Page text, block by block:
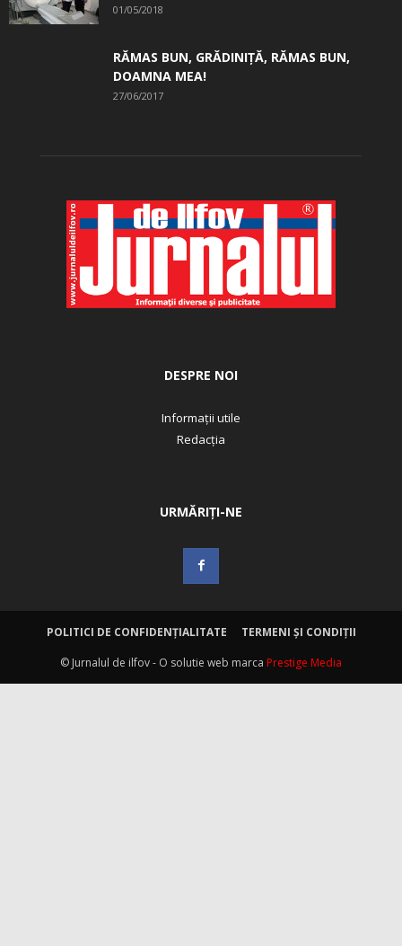
01/05/2018
RĂMAS BUN, GRĂDINIŢĂ, ­RĂMAS BUN,
DOAMNA MEA!
27/06/2017
DESPRE NOI
Informații utile
Redacția
URMĂRIȚI-NE
POLITICI DE CONFIDENȚIALITATE
TERMENI ȘI CONDIȚII
© Jurnalul de ilfov - O solutie web marca Prestige Media